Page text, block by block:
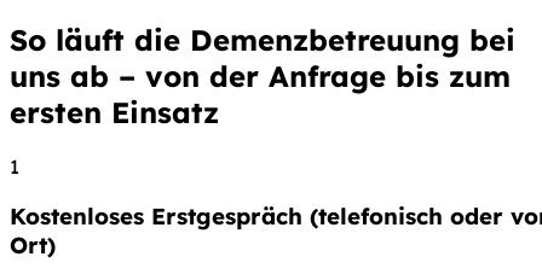
So läuft die Demenzbetreuung bei
uns ab – von der Anfrage bis zum
ersten Einsatz
1
Kostenloses Erstgespräch (telefonisch oder
Ort)